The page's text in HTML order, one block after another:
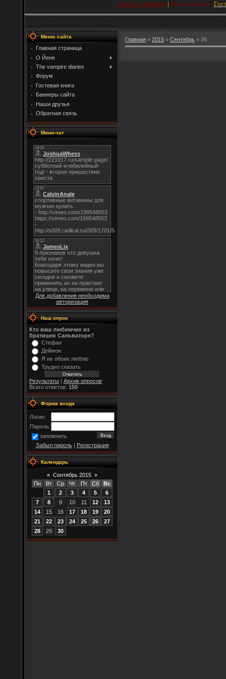
Главная страница | Вы вошли как "
Меню сайта
Главная страница
О Йене
The vampire diaries
Форум
Гостевая книга
Баннеры сайта
Наши друзья
Обратная связь
Мини-чат
Для добавления необходима
авторизация
Наш опрос
Кто ваш любимчик из
братишек Сальваторе?
Стефан
Деймон
Я их обоих люблю
Трудно сказать
Результаты
Архив опросов
Всего ответов: 150
Форма входа
Логин:
Пароль:
запомнить
Забыл пароль| Регистрация
Календарь
« Сентябрь 2015 »
Пн
Вт Ср Чт Пт Сб
Вс
1
2 3 4 5
6
7
8 9 10 11 12
13
14
15 16 17 18 19
20
21
22 23 24 25 26
27
28
29 30
Главная » 2015 » Сентябрь » 26